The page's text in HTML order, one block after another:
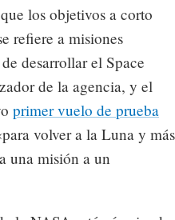
los objetivos a corto
refiere a misiones
desarrollar el Space
de la agencia, y el
primer vuelo de prueba
volver a la Luna y más
una misión a un